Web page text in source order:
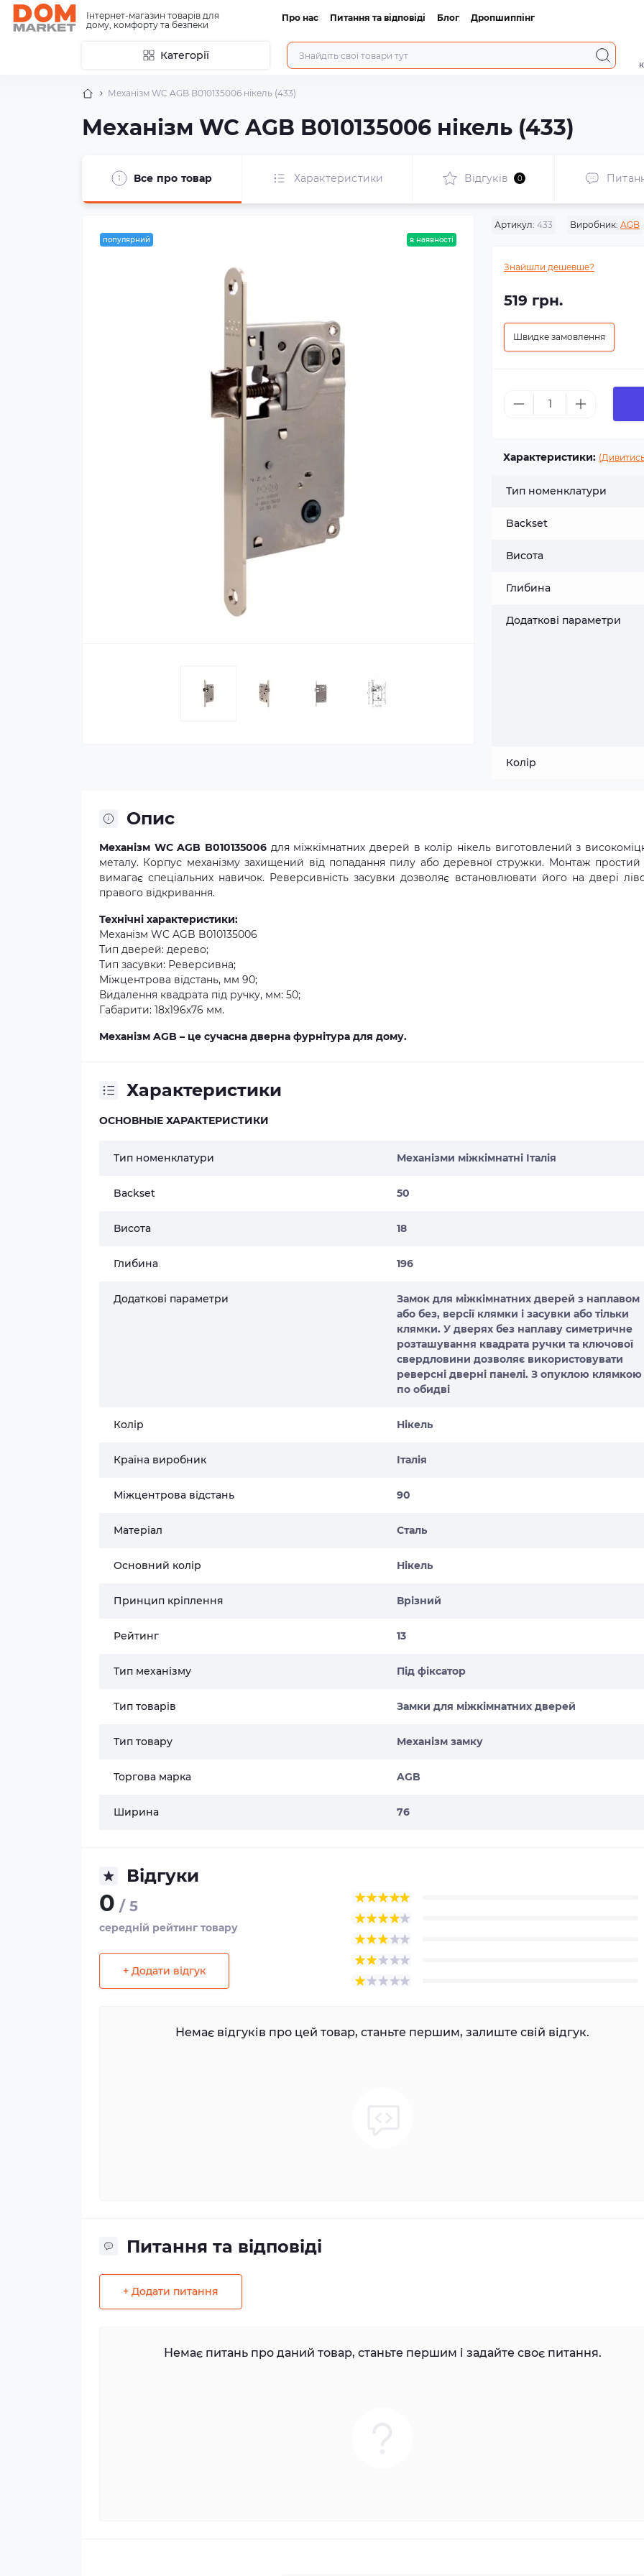
Інтернет-магазин товарів для
дому, комфорту та безпеки
Про нас Питання та відповіді Блог Дропшиппінг
Категорії
Механізм WC AGB B010135006 нікель (433)
Механізм WC AGB B010135006 нікель (433)
Все про товар Характеристики Відгуків 0
популярний в наявності
Артикул: 433 Виробник: AGB
Знайшли дешевше?
519 грн.
Швидке замовлення
Характеристики:
Тип номенклатури
Backset
Висота
Глибина
Додаткові параметри
Колір
Опис
Механізм WC AGB B010135006 для міжкімнатних дверей в колір нікель виготовлений з
металу. Корпус механізму захищений від попадання пилу або деревної стружки. Монтаж простий
вимагає спеціальних навичок. Реверсивність засувки дозволяє встановлювати його на двері
правого відкривання.
Технічні характеристики:
Механізм WC AGB B010135006
Тип дверей: дерево;
Тип засувки: Реверсивна;
Міжцентрова відстань, мм 90;
Видалення квадрата під ручку, мм: 50;
Габарити: 18x196x76 мм.
Механізм AGB – це сучасна дверна фурнітура для дому.
Характеристики
ОСНОВНЫЕ ХАРАКТЕРИСТИКИ
Тип номенклатури Механізми міжкімнатні Італія
Backset 50
Висота 18
Глибина 196
Додаткові параметри
Замок для міжкімнатних дверей з наплавом
або без, версії клямки і засувки або тільки
клямки. У дверях без наплаву симетричне
розташування квадрата ручки та ключової
свердловини дозволяє використовувати
реверсні дверні панелі. З опуклою клямкою
по обидві
Колір Нікель
Країна виробник Італія
Міжцентрова відстань 90
Матеріал Сталь
Основний колір Нікель
Принцип кріплення Врізний
Рейтинг 13
Тип механізму Під фіксатор
Тип товарів Замки для міжкімнатних дверей
Тип товару Механізм замку
Торгова марка AGB
Ширина 76
Відгуки
0 / 5
середній рейтинг товару
+ Додати відгук
Немає відгуків про цей товар, станьте першим, залиште свій відгук.
Питання та відповіді
+ Додати питання
Немає питань про даний товар, станьте першим і задайте своє питання.